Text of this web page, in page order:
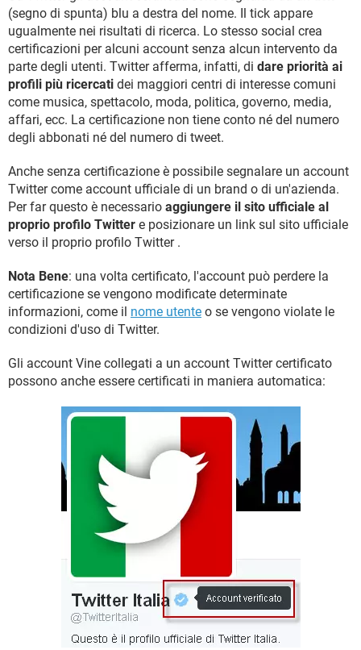
(segno di spunta) blu a destra del nome. Il tick appare
ugualmente nei risultati di ricerca. Lo stesso social crea
certificazioni per alcuni account senza alcun intervento da
parte degli utenti. Twitter afferma, infatti, di dare priorità ai
profili più ricercati dei maggiori centri di interesse comuni
come musica, spettacolo, moda, politica, governo, media,
affari, ecc. La certificazione non tiene conto né del numero
degli abbonati né del numero di tweet.
Anche senza certificazione è possibile segnalare un account
Twitter come account ufficiale di un brand o di un'azienda.
Per far questo è necessario aggiungere il sito ufficiale al
proprio profilo Twitter e posizionare un link sul sito ufficiale
verso il proprio profilo Twitter .
Nota Bene: una volta certificato, l'account può perdere la
certificazione se vengono modificate determinate
informazioni, come il nome utente o se vengono violate le
condizioni d'uso di Twitter.
Gli account Vine collegati a un account Twitter certificato
possono anche essere certificati in maniera automatica: